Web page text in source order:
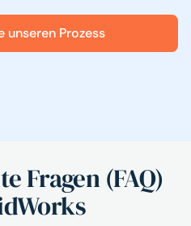
unseren Prozess
Fragen (FAQ)